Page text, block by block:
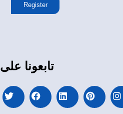
Register
تابعونا على